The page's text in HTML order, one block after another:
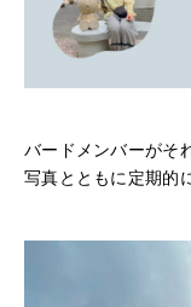
バードメンバーがそ
写真とともに定期的